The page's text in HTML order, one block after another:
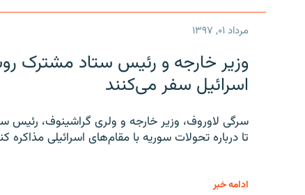
مرداد ۰۱, ۱۳۹۷
وزیر خارجه و رئیس‌ ستاد مشترک
اسرائیل سفر می‌کنند
سرگی لاوروف، وزیر خارجه و ولری گراشینوف، رئیس
تا درباره تحولات سوریه با مقام‌های اسرائیلی مذاکره
ادامه خبر